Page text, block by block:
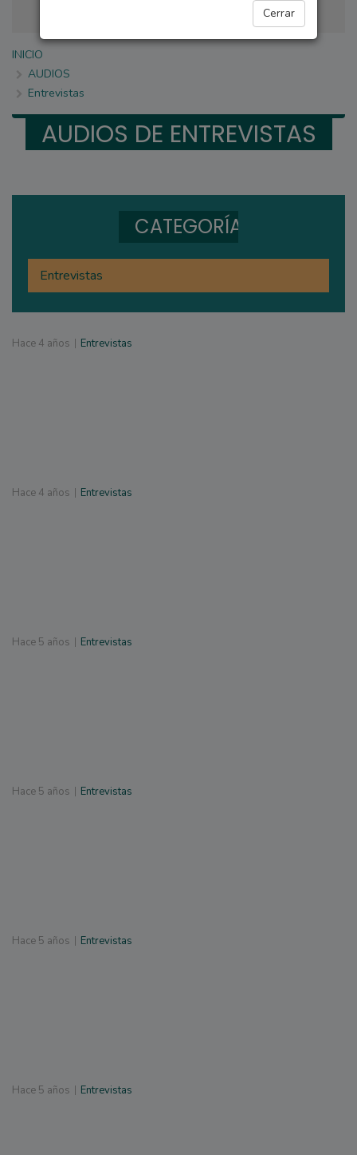
Cerrar
INICIO
AUDIOS
Entrevistas
AUDIOS DE ENTREVISTAS
CATEGORÍAS
Entrevistas
Hace 4 años Entrevistas
Hace 4 años Entrevistas
Hace 5 años Entrevistas
Hace 5 años Entrevistas
Hace 5 años Entrevistas
Hace 5 años Entrevistas